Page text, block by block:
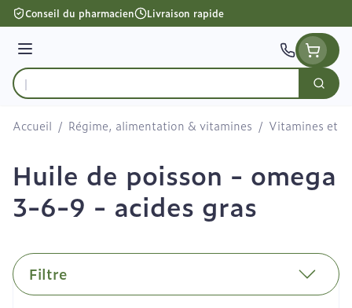
Aller au contenu
Conseil du pharmacien Livraison rapide
Menu
Rechercher
Accueil / Régime, alimentation & vitamines / Vitamines et
Huile de poisson - omega
3-6-9 - acides gras
Filtre